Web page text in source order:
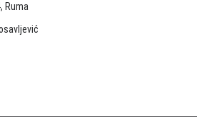
Ruma